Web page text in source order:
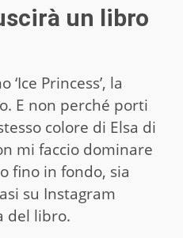
un libro
Princess’, la
E non perché porti
colore di Elsa di
mi faccio dominare
fino in fondo, sia
su Instagram
del libro.